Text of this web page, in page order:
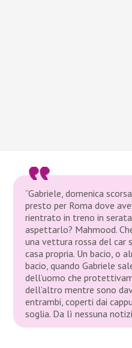
“Gabriele, domenica
presto per Roma dove
rientrato in treno in serata.
aspettarlo? Mahmood.
una vettura rossa del car
casa propria. Un bacio, o
bacio, quando Gabriele
dell’uomo che
dell’altro mentre sono
entrambi, coperti dai
soglia. Da lì nessuna